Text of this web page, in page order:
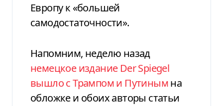
Европу к «большей
самодостаточности».
Напомним, неделю назад
немецкое издание Der Spiegel
вышло с Трампом и Путинымна
обложке и обоих авторы статьи